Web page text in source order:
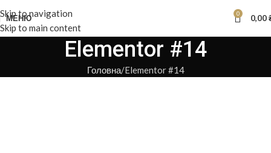
Skip to navigation
Skip to main content
МЕНЮ 0 0,00
Elementor #14
Головна Elementor #14